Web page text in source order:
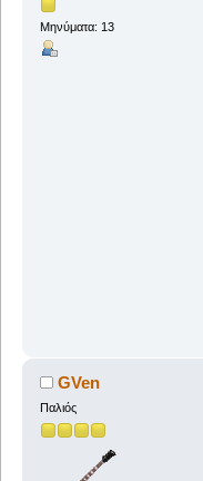
Μηνύματα: 13
GVen
Παλιός